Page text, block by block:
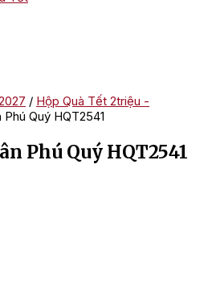
/ Hộp Quà Tết 2triệu -
Quý HQT2541
Phú Quý HQT2541